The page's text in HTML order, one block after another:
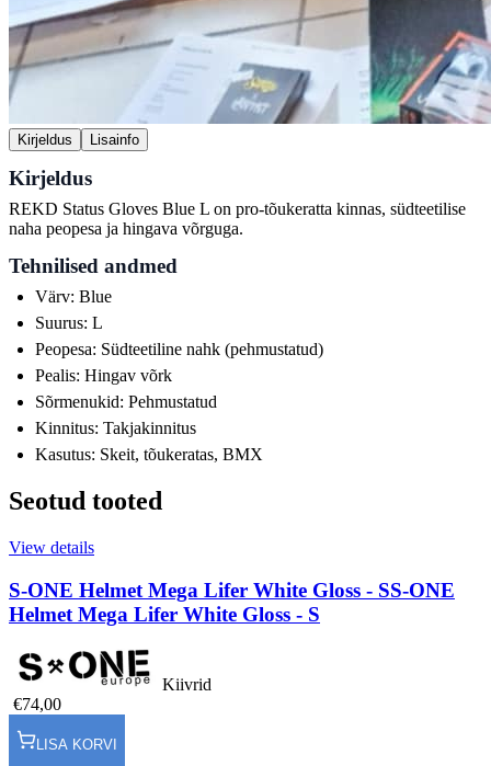
Kirjeldus Lisainfo
Kirjeldus
REKD Status Gloves Blue L on pro-tõukeratta kinnas, südteetilise
naha peopesa ja hingava võrguga.
Tehnilised andmed
Värv: Blue
Suurus: L
Peopesa: Südteetiline nahk (pehmustatud)
Pealis: Hingav võrk
Sõrmenukid: Pehmustatud
Kinnitus: Takjakinnitus
Kasutus: Skeit, tõukeratas, BMX
Seotud tooted
View details
S-ONE Helmet Mega Lifer White Gloss - SS-ONE
Helmet Mega Lifer White Gloss - S
Kiivrid
€74,00
LISA KORVI